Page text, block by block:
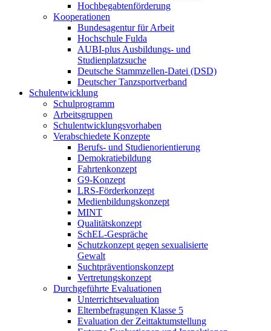
Hochbegabtenförderung
Kooperationen
Bundesagentur für Arbeit
Hochschule Fulda
AUBI-plus Ausbildungs- und
Studienplatzsuche
Deutsche Stammzellen-Datei (DSD)
Deutscher Tanzsportverband
Schulentwicklung
Schulprogramm
Arbeitsgruppen
Schulentwicklungsvorhaben
Verabschiedete Konzepte
Berufs- und Studienorientierung
Demokratiebildung
Fahrtenkonzept
G9-Konzept
LRS-Förderkonzept
Medienbildungskonzept
MINT
Qualitätskonzept
SchEL-Gespräche
Schutzkonzept gegen sexualisierte
Gewalt
Suchtpräventionskonzept
Vertretungskonzept
Durchgeführte Evaluationen
Unterrichtsevaluation
Elternbefragungen Klasse 5
Evaluation der Zeittaktumstellung